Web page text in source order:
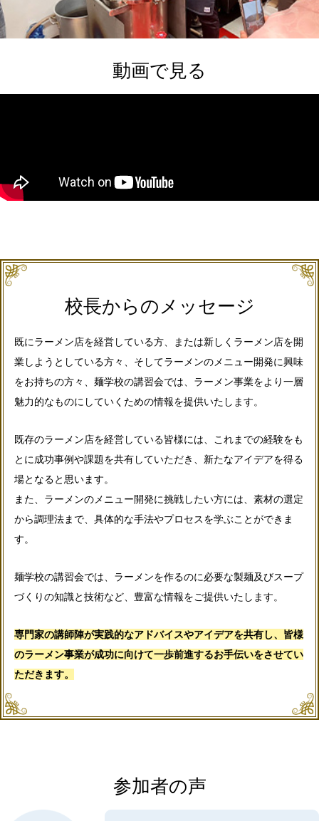
動画で見る
校長からのメッセージ
既にラーメン店を経営している方、または新しくラーメン店を開
業しようとしている方々、そしてラーメンのメニュー開発に興味
をお持ちの方々、 麺学校の講習会では、ラーメン事業をより一層
魅力的なものにしていくための情報を提供いたします。
既存のラーメン店を経営している皆様には、これまでの経験をも
とに成功事例や課題を共有していただき、新たなアイデアを得る
場となると思います。
また、ラーメンのメニュー開発に挑戦したい方には、素材の選定
から調理法まで、具体的な手法やプロセスを学ぶことができま
す。
麺学校の講習会では、ラーメンを作るのに必要な製麺及びスープ
づくりの知識と技術など、豊富な情報をご提供いたします。
専門家の講師陣が実践的なアドバイスやアイデアを共有し、皆様
のラーメン事業が成功に向けて一歩前進するお手伝いをさせてい
ただきます。
参加者の声